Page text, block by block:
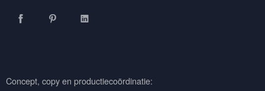
Concept, copy en productiecoördinatie: